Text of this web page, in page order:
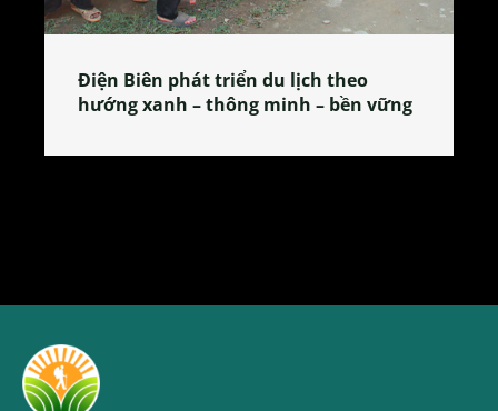
Làng làm bánh tẻ Phú Nhi – nơi lan
tỏa đặc sản xứ Đoài